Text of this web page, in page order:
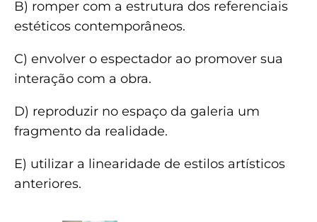
B) romper com a estrutura dos referenciais
estéticos contemporâneos.
C) envolver o espectador ao promover sua
interação com a obra.
D) reproduzir no espaço da galeria um
fragmento da realidade.
E) utilizar a linearidade de estilos artísticos
anteriores.